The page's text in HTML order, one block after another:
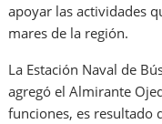
apoyar las actividades
mares de la región.
La Estación Naval de
agregó el Almirante
funciones, es resultado